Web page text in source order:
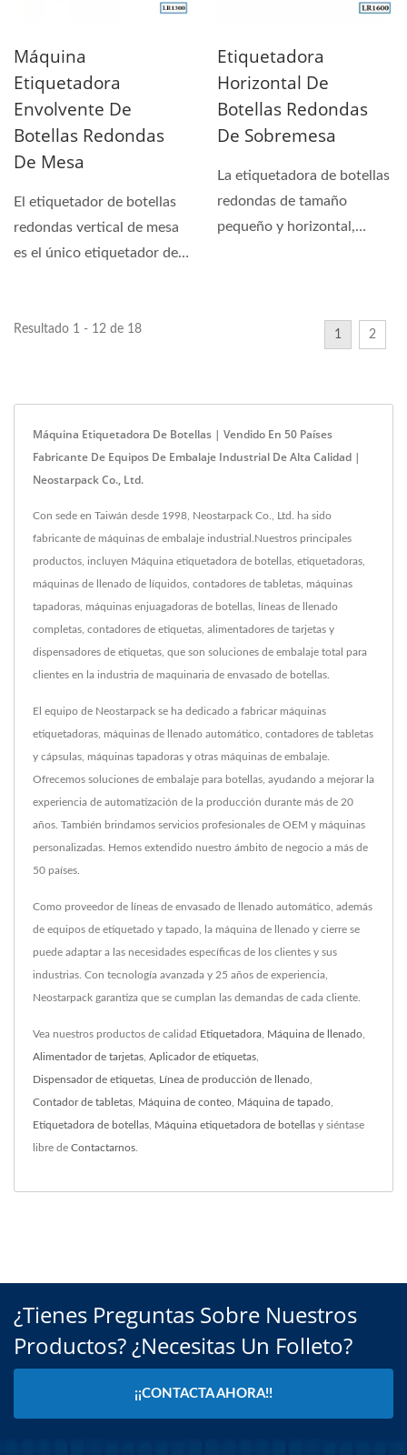
Máquina
Etiquetadora
Envolvente De
Botellas Redondas
De Mesa
El etiquetador de botellas
redondas vertical de mesa
es el único etiquetador de
Etiquetadora
Horizontal De
Botellas Redondas
De Sobremesa
La etiquetadora de botellas
redondas de tamaño
pequeño y horizontal,
Resultado 1 - 12 de 18 1 2
Máquina Etiquetadora De Botellas | Vendido En 50 Países
Fabricante De Equipos De Embalaje Industrial De Alta Calidad |
Neostarpack Co., Ltd.
Con sede en Taiwán desde 1998, Neostarpack Co., Ltd. ha sido
fabricante de máquinas de embalaje industrial.Nuestros principales
productos, incluyen Máquina etiquetadora de botellas, etiquetadoras,
máquinas de llenado de líquidos, contadores de tabletas, máquinas
tapadoras, máquinas enjuagadoras de botellas, líneas de llenado
completas, contadores de etiquetas, alimentadores de tarjetas y
dispensadores de etiquetas, que son soluciones de embalaje total para
clientes en la industria de maquinaria de envasado de botellas.
El equipo de Neostarpack se ha dedicado a fabricar máquinas
etiquetadoras, máquinas de llenado automático, contadores de tabletas
y cápsulas, máquinas tapadoras y otras máquinas de embalaje.
Ofrecemos soluciones de embalaje para botellas, ayudando a mejorar la
experiencia de automatización de la producción durante más de 20
años. También brindamos servicios profesionales de OEM y máquinas
personalizadas. Hemos extendido nuestro ámbito de negocio a más de
50 países.
Como proveedor de líneas de envasado de llenado automático, además
de equipos de etiquetado y tapado, la máquina de llenado y cierre se
puede adaptar a las necesidades específicas de los clientes y sus
industrias. Con tecnología avanzada y 25 años de experiencia,
Neostarpack garantiza que se cumplan las demandas de cada cliente.
Vea nuestros productos de calidad Etiquetadora Máquina de llenado
Alimentador de tarjetas Aplicador de etiquetas
Dispensador de etiquetas Línea de producción de llenado
Contador de tabletas Máquina de conteo Máquina de tapado
Etiquetadora de botellas Máquina etiquetadora de botellas y siéntase
libre de Contactarnos
¿Tienes Preguntas Sobre Nuestros
Productos? ¿Necesitas Un Folleto?
¡¡CONTACTA AHORA!!